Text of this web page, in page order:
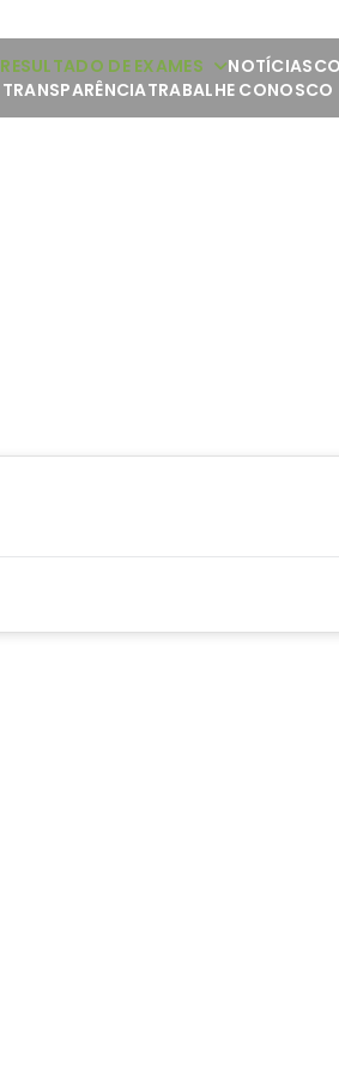
RESULTADO DE EXAMES NOTÍCIAS
TRANSPARÊNCIATRABALHE CONOSCO